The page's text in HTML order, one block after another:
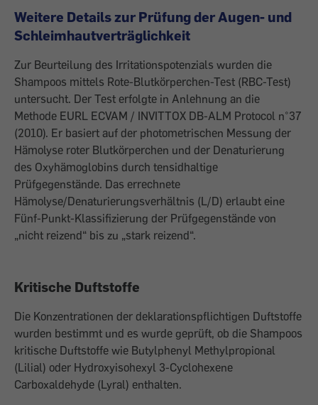
Weitere Details zur Prüfung der Augen- und
Schleimhautverträglichkeit
Zur Beurteilung des Irritationspotenzials wurden die
Shampoos mittels Rote-Blutkörperchen-Test (RBC-Test)
untersucht. Der Test erfolgte in Anlehnung an die
Methode EURL ECVAM / INVITTOX DB-ALM Protocol n°37
(2010). Er basiert auf der photometrischen Messung der
Hämolyse roter Blutkörperchen und der Denaturierung
des Oxyhämoglobins durch tensidhaltige
Prüfgegenstände. Das errechnete
Hämolyse/Denaturierungsverhältnis (L/D) erlaubt eine
Fünf-Punkt-Klassifizierung der Prüfgegenstände von
„nicht reizend“ bis zu „stark reizend“.
Kritische Duftstoffe
Die Konzentrationen der deklarationspflichtigen Duftstoffe
wurden bestimmt und es wurde geprüft, ob die Shampoos
kritische Duftstoffe wie Butylphenyl Methylpropional
(Lilial) oder Hydroxyisohexyl 3-Cyclohexene
Carboxaldehyde (Lyral) enthalten.